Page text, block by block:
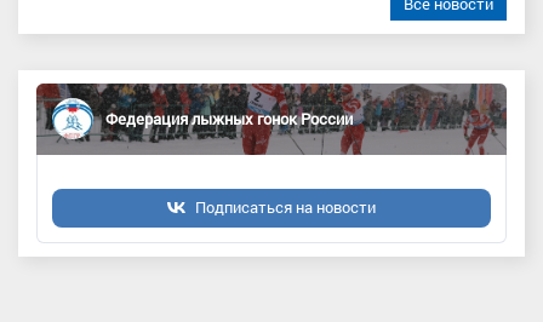
Федерация лыжных гонок России
Подписаться на новости